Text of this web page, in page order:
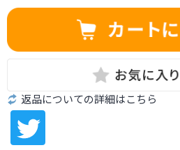
返品についての詳細はこちら